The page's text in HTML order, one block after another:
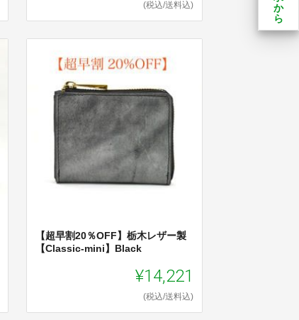
(税込/送料込)
【超早割20％OFF】栃木レザー製
【Classic-mini】Black
¥14,221
(税込/送料込)
か
ら